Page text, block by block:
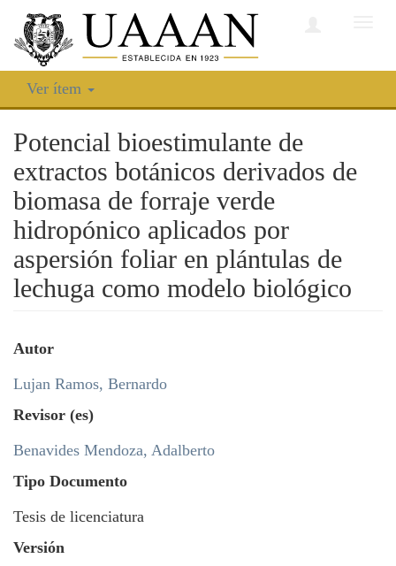
Ver ítem
Potencial bioestimulante de
extractos botánicos derivados de
biomasa de forraje verde
hidropónico aplicados por
aspersión foliar en plántulas de
lechuga como modelo biológico
Autor
Lujan Ramos, Bernardo
Revisor (es)
Benavides Mendoza, Adalberto
Tipo Documento
Tesis de licenciatura
Versión